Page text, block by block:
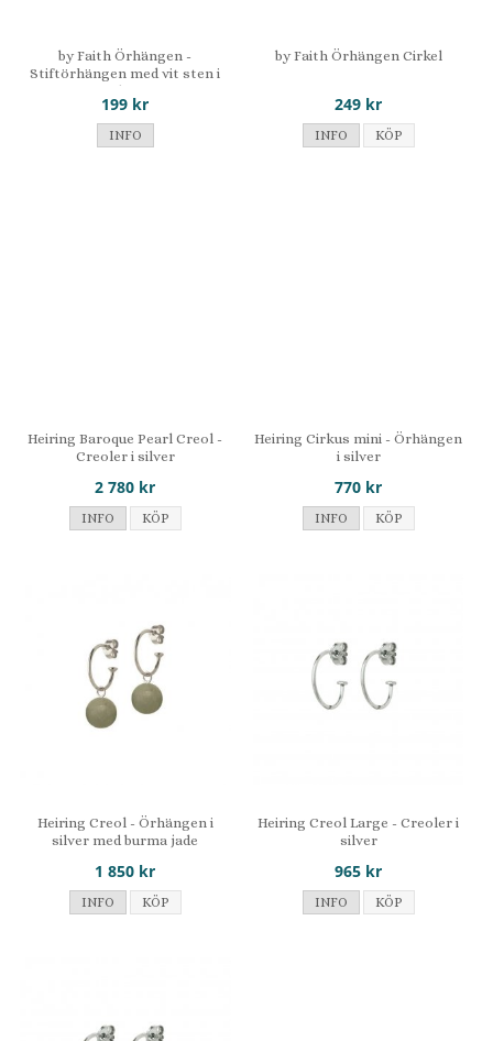
by Faith Örhängen -
Stiftörhängen med vit sten i
silver
199 kr
INFO
by Faith Örhängen Cirkel
249 kr
INFO KÖP
Heiring Baroque Pearl Creol -
Creoler i silver
2 780 kr
INFO KÖP
Heiring Cirkus mini - Örhängen
i silver
770 kr
INFO KÖP
Heiring Creol - Örhängen i
silver med burma jade
1 850 kr
INFO KÖP
Heiring Creol Large - Creoler i
silver
965 kr
INFO KÖP